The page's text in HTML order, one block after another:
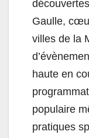
Gaulle,
villes de la
haute en
populaire
pratiques